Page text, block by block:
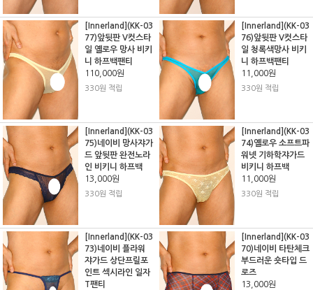
[Innerland](KK-03
77)앞뒷판 V컷스타
일 옐로우 망사 비키
니 하프백팬티
110,000원
330원 적립
[Innerland](KK-03
76)앞뒷판 V컷스타
일 청록색망사 비키
니 하프백팬티
11,000원
330원 적립
[Innerland](KK-03
75)네이비 망사쟈가
드 앞뒷판 완전노라
인 비키니 하프백
13,000원
330원 적립
[Innerland](KK-03
74)옐로우 소프트파
워넷 기하학쟈가드
비키니 하프백
11,000원
330원 적립
[Innerland](KK-03
73)네이비 플라워
쟈가드 상단프릴포
인트 섹시라인 일자
T팬티
[Innerland](KK-03
70)네이비 타탄체크
부드러운 숏타입 드
로즈
13,000원